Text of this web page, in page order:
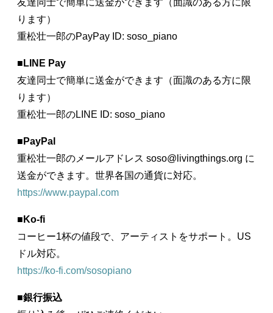
友達同士で簡単に送金ができます（面識のある方に限
ります）
重松壮一郎のPayPay ID: soso_piano
■ LINE Pay
友達同士で簡単に送金ができます（面識のある方に限
ります）
重松壮一郎のLINE ID: soso_piano
■ PayPal
重松壮一郎のメールアドレス soso@livingthings.org に
送金ができます。世界各国の通貨に対応。
https://www.paypal.com
■ Ko-fi
コーヒー1杯の値段で、アーティストをサポート。US
ドル対応。
https://ko-fi.com/sosopiano
■銀行振込